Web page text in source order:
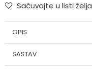
Sačuvajte u listi želja
OPIS
SASTAV